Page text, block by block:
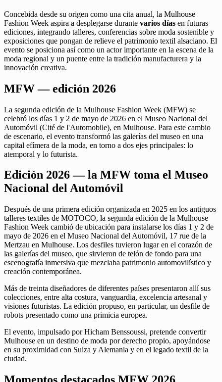
Concebida desde su origen como una cita anual, la Mulhouse
Fashion Week aspira a desplegarse durante varios días en futuras
ediciones, integrando talleres, conferencias sobre moda sostenible y
exposiciones que pongan de relieve el patrimonio textil alsaciano. El
evento se posiciona así como un actor importante en la escena de la
moda regional y un puente entre la tradición manufacturera y la
innovación creativa.
MFW — edición 2026
La segunda edición de la Mulhouse Fashion Week (MFW) se
celebró los días 1 y 2 de mayo de 2026 en el Museo Nacional del
Automóvil (Cité de l'Automobile), en Mulhouse. Para este cambio
de escenario, el evento transformó las galerías del museo en una
capital efímera de la moda, en torno a dos ejes principales: lo
atemporal y lo futurista.
Edición 2026 — la MFW toma el Museo
Nacional del Automóvil
Después de una primera edición organizada en 2025 en los antiguos
talleres textiles de MOTOCO, la segunda edición de la Mulhouse
Fashion Week cambió de ubicación para instalarse los días 1 y 2 de
mayo de 2026 en el Museo Nacional del Automóvil, 17 rue de la
Mertzau en Mulhouse. Los desfiles tuvieron lugar en el corazón de
las galerías del museo, que sirvieron de telón de fondo para una
escenografía inmersiva que mezclaba patrimonio automovilístico y
creación contemporánea.
Más de treinta diseñadores de diferentes países presentaron allí sus
colecciones, entre alta costura, vanguardia, excelencia artesanal y
visiones futuristas. La edición propuso, en particular, un desfile de
robots presentado como una primicia europea.
El evento, impulsado por Hicham Benssoussi, pretende convertir
Mulhouse en un destino de moda por derecho propio, apoyándose
en su proximidad con Suiza y Alemania y en el legado textil de la
ciudad.